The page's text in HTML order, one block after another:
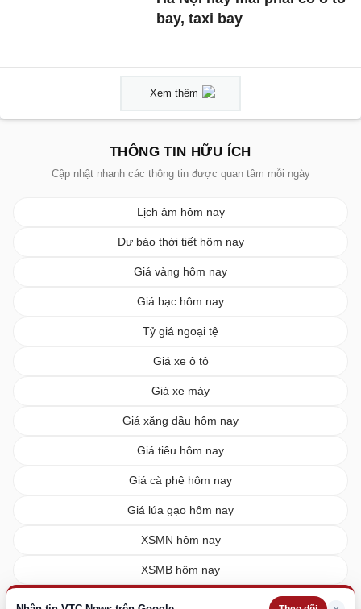
bay, taxi bay
Xem thêm
THÔNG TIN HỮU ÍCH
Cập nhật nhanh các thông tin được quan tâm mỗi ngày
Lịch âm hôm nay
Dự báo thời tiết hôm nay
Giá vàng hôm nay
Giá bạc hôm nay
Tỷ giá ngoại tệ
Giá xe ô tô
Giá xe máy
Giá xăng dầu hôm nay
Giá tiêu hôm nay
Giá cà phê hôm nay
Giá lúa gạo hôm nay
XSMN hôm nay
XSMB hôm nay